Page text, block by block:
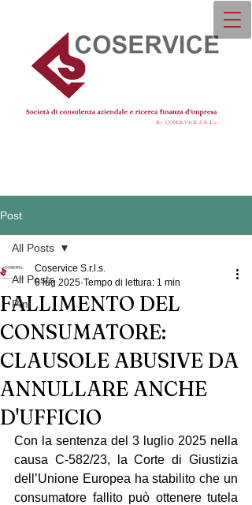
Post
All Posts
Pmi
All Posts
FALLIMENTO DEL
CONSUMATORE:
CLAUSOLE ABUSIVE DA
ANNULLARE ANCHE
D'UFFICIO
Coservice S.r.l.s.
6 lug 2025 Tempo di lettura: 1 min
Con la sentenza del 3 luglio 2025 nella
causa C-582/23, la Corte di Giustizia
dell’Unione Europea ha stabilito che un
consumatore fallito può ottenere tutela